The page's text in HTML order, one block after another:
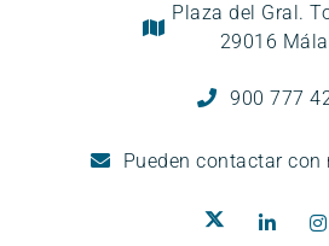
Plaza del Gral.
29016
900 777
Pueden contactar con